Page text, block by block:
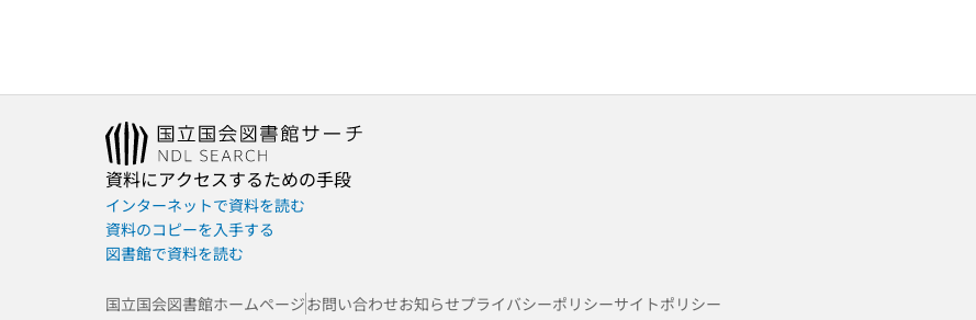
資料にアクセスするための手段
インターネットで資料を読む
資料のコピーを入手する
図書館で資料を読む
国立国会図書館ホームページお問い合わせお知らせプライバシーポリシーサイトポリシー